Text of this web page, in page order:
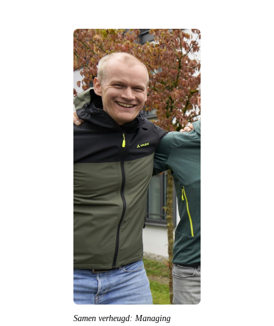
Samen verheugd: Managing